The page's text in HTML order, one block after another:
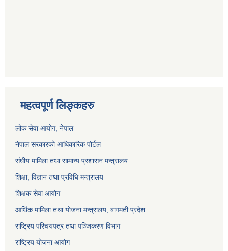
महत्वपूर्ण लिङ्कहरु
लोक सेवा आयोग, नेपाल
नेपाल सरकारको आधिकारिक पोर्टल
संघीय मामिला तथा सामान्य प्रशासन मन्त्रालय
शिक्षा, विज्ञान तथा प्रविधि मन्त्रालय
शिक्षक सेवा आयोग
आर्थिक मामिला तथा योजना मन्त्रालय, बागमती प्रदेश
राष्ट्रिय परिचयपत्र तथा पञ्जिकरण विभाग
राष्ट्रिय योजना आयोग